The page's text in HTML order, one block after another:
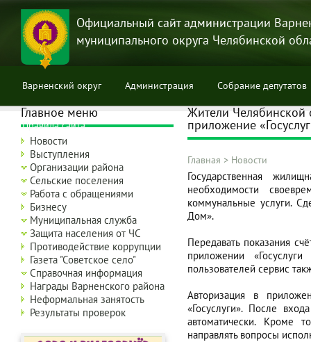
Перейти
основному
содержанию
Официальный сайт администрации
муниципального округа Челябинской
Варненский округ Администрация Собрание депутатов
Правила сайта
Жители Челябинской
приложение
Строка
навигации
Главная > Новости
Государственная
необходимости
коммунальные услуги.
Дом».
Передавать показания
приложении
пользователей сервис
Авторизация в
«Госуслуги». После
автоматически. Кроме
направлять вопросы
Главное меню
Новости
Выступления
Организации района
Сельские поселения
Работа с обращениями
Бизнесу
Муниципальная служба
Защита населения от ЧС
Противодействие коррупции
Газета "Советское село"
Справочная информация
Награды Варненского района
Неформальная занятость
Результаты проверок